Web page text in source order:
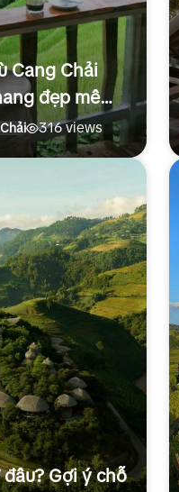
Cang Chải
đẹp mê
316 views
Gợi ý chỗ